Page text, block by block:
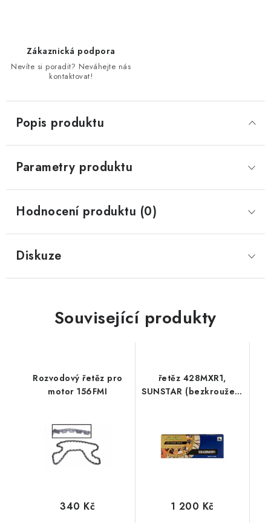
Zákaznická podpora
Nevíte si poradit? Neváhejte nás
kontaktovat!
Popis produktu
Parametry produktu
Hodnocení produktu (0)
Diskuze
Související produkty
Rozvodový řetěz pro
motor 156FMI
340 Kč
řetěz 428MXR1,
SUNSTAR (bezkroužek,
1 200 Kč